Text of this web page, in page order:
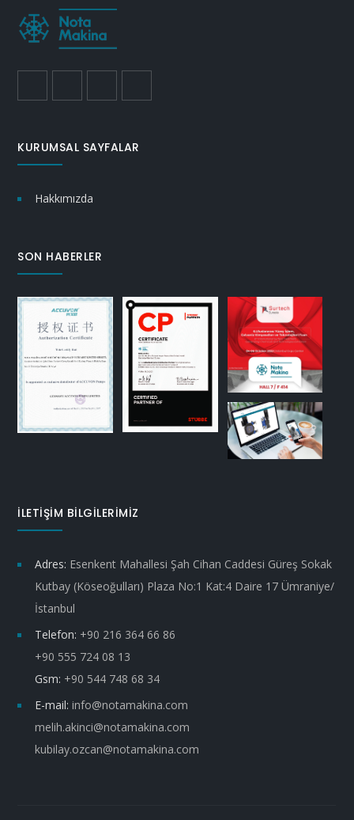
KURUMSAL SAYFALAR
Hakkımızda
SON HABERLER
İLETİŞİM BİLGİLERİMİZ
Adres: Esenkent Mahallesi Şah Cihan Caddesi Güreş Sokak
Kutbay (Köseoğulları) Plaza No:1 Kat:4 Daire 17 Ümraniye/
İstanbul
Telefon: +90 216 364 66 86
+90 555 724 08 13
Gsm: +90 544 748 68 34
E-mail: info@notamakina.com
melih.akinci@notamakina.com
kubilay.ozcan@notamakina.com